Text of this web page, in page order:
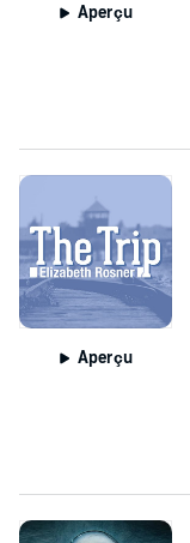
Aperçu
Aperçu